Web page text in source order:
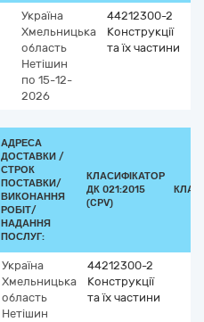
Україна
Хмельницька
область
Нетішин
по 15-12-
2026
44212300-2
Конструкції
та їх частини
АДРЕСА
ДОСТАВКИ /
СТРОК
ПОСТАВКИ/
ВИКОНАННЯ
РОБІТ/
НАДАННЯ
ПОСЛУГ:
КЛАСИФІКАТОР
ДК 021:2015
(CPV)
Україна
Хмельницька
область
Нетішин
44212300-2
Конструкції
та їх частини